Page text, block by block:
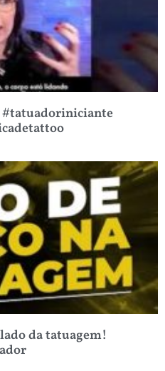
#tatuadoriniciante
da tatuagem!